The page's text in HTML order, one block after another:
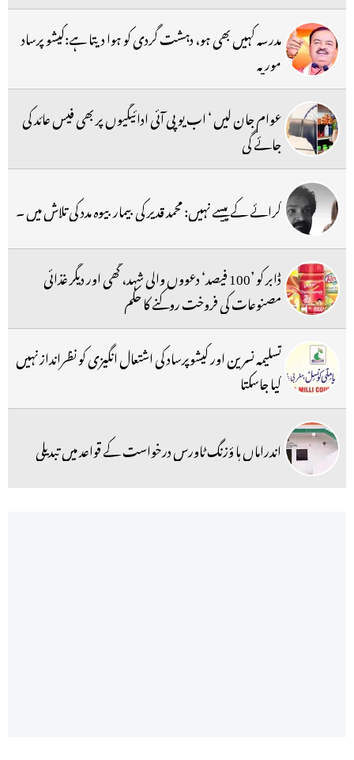
مدرسہ کہیں بھی ہو، دہشت گردی کو ہوا دیتا ہے:کیشو پرساد
موریہ
عوام جان لیں ‘ اب یو پی آئی ادائیگیوں پر بھی فیس عائد کی
جائے گی
کرائے کے پیسے نہیں: محمد قدیر کی بیمار بیوہ مدد کی تلاش میں ۔
ڈابر کو ’100 فیصد‘ دعووں والی شہد، گھی اور دیگر غذائی
مصنوعات کی فروخت روکنے کا حکم
تسلیمہ نسرین اور کیشوپرساد کی اشتعال انگیزی کو نظرانداز نہیں
کیا جاسکتا
اندراماں ہا ؤزنگ ٹاورس درخواست کے قواعد میں تبدیلی